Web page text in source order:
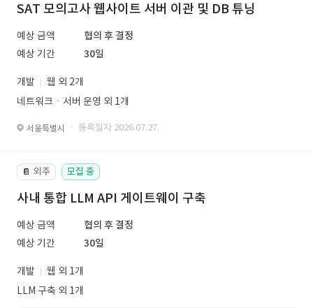
SAT 모의고사 웹사이트 서버 이관 및 DB 튜닝
예상 금액
협의 후 결정
예상 기간
30일
개발
웹 외 2개
네트워크ㆍ서버 운영 외 1개
서울특별시 · 등록일자 2026.07.27.
📔 외주 모집 중
사내 통합 LLM API 게이트웨이 구축
예상 금액
협의 후 결정
예상 기간
30일
개발
웹 외 1개
LLM 구축 외 1개